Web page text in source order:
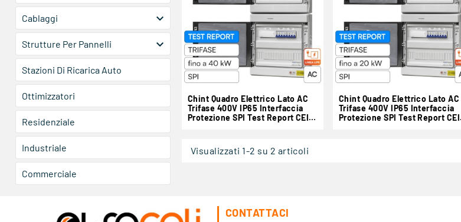
Cablaggi 
Strutture Per Pannelli 
Stazioni Di Ricarica Auto
Ottimizzatori
Residenziale
Industriale
Commerciale
Chint Quadro Elettrico Lato AC
Trifase 400V IP65 Interfaccia
Protezione SPI Test Report CEI
Chint Quadro Elettrico Lato AC
Trifase 400V IP65 Interfaccia
Protezione SPI Test Report CEI
Visualizzati 1-2 su 2 articoli
CONTATTACI